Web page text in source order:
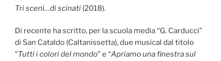
Tri sceni…di scinati (2018).
Di recente ha scritto, per la scuola media “G. Carducci”
di San Cataldo (Caltanissetta), due musical dal titolo
“Tutti i colori del mondo” e “Apriamo una finestra sul